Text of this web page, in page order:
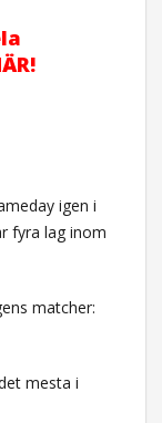
igen i
fyra lag inom
matcher:
mesta i